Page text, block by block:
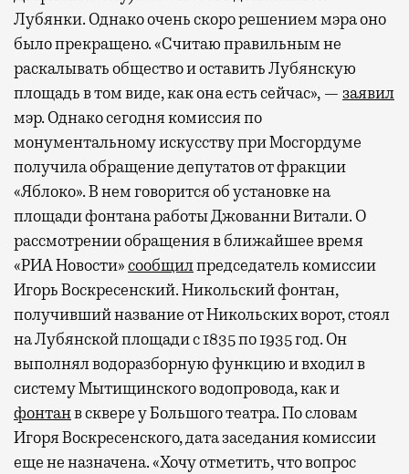
Лубянки. Однако очень скоро решением мэра оно
было прекращено. «Считаю правильным не
раскалывать общество и оставить Лубянскую
площадь в том виде, как она есть сейчас», — заявил
мэр. Однако сегодня комиссия по
монументальному искусству при Мосгордуме
получила обращение депутатов от фракции
«Яблоко». В нем говорится об установке на
площади фонтана работы Джованни Витали. О
рассмотрении обращения в ближайшее время
«РИА Новости»сообщилпредседатель комиссии
Игорь Воскресенский. Никольский фонтан,
получивший название от Никольских ворот, стоял
на Лубянской площади с 1835 по 1935 год. Он
выполнял водоразборную функцию и входил в
систему Мытищинского водопровода, как и
фонтанв сквере у Большого театра. По словам
Игоря Воскресенского, дата заседания комиссии
еще не назначена. «Хочу отметить, что вопрос